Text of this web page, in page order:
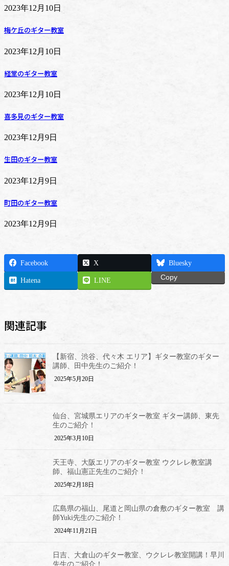
2023年12月10日
梅ケ丘のギター教室
2023年12月10日
経堂のギター教室
2023年12月10日
喜多見のギター教室
2023年12月9日
生田のギター教室
2023年12月9日
町田のギター教室
2023年12月9日
Facebook X Bluesky
Hatena LINE Copy
関連記事
【新宿、渋谷、代々木 エリア】ギター教室のギター
講師、田中先生のご紹介！
2025年5月20日
仙台、宮城県エリアのギター教室 ギター講師、東先
生のご紹介！
2025年3月10日
天王寺、大阪エリアのギター教室 ウクレレ教室講
師、福山憲正先生のご紹介！
2025年2月18日
広島県の福山、尾道と岡山県の倉敷のギター教室 講
師Yuki先生のご紹介！
2024年11月21日
日吉、大倉山のギター教室、ウクレレ教室開講！早川
先生のご紹介！